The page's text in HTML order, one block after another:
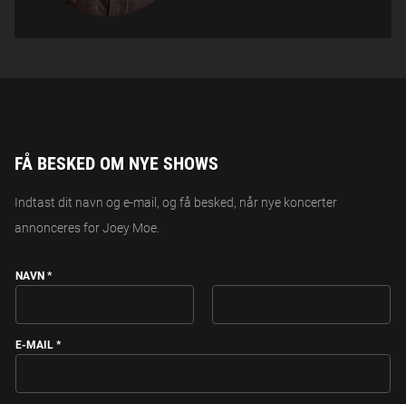
FÅ BESKED OM NYE SHOWS
Indtast dit navn og e-mail, og få besked, når nye koncerter
annonceres for Joey Moe.
NAVN *
E-MAIL *